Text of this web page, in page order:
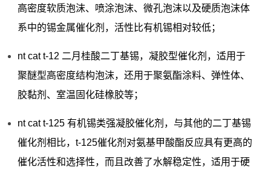
高密度软质泡沫、喷涂泡沫、微孔泡沫以及硬质泡沫体
系中的锡金属催化剂，活性比有机锡相对较低；
nt cat t-12 二月桂酸二丁基锡，凝胶型催化剂，适用于
聚醚型高密度结构泡沫，还用于聚氨酯涂料、弹性体、
胶黏剂、室温固化硅橡胶等；
nt cat t-125 有机锡类强凝胶催化剂，与其他的二丁基锡
催化剂相比，t-125催化剂对氨基甲酸酯反应具有更高的
催化活性和选择性，而且改善了水解稳定性，适用于硬